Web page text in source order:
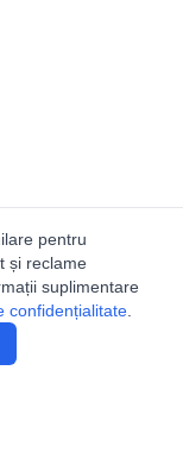
pentru
și reclame
suplimentare
confidențialitate